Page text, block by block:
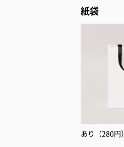
紙袋
あり（280円）